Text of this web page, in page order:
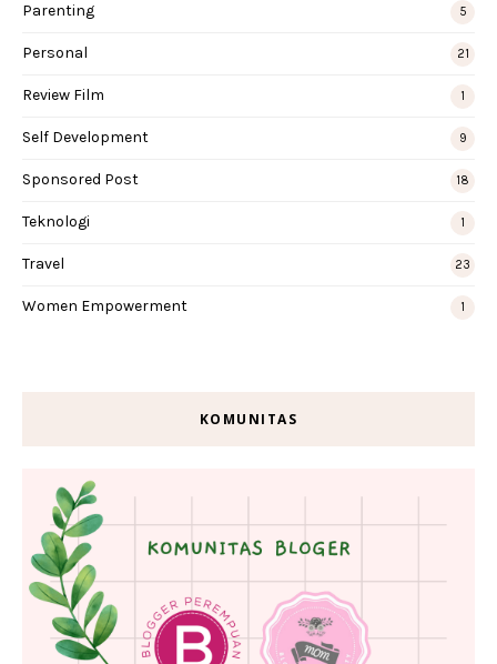
Parenting 5
Personal 21
Review Film 1
Self Development 9
Sponsored Post 18
Teknologi 1
Travel 23
Women Empowerment 1
KOMUNITAS